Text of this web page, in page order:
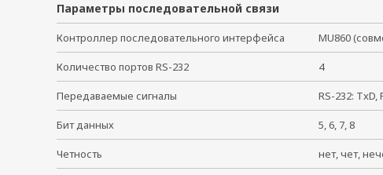
Параметры последовательной связи
Контроллер последовательного интерфейса MU860
Количество портов RS-232 4
Передаваемые сигналы RS-232: TxD,
Бит данных 5, 6, 7, 8
Четность нет, чет,